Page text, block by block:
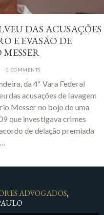
DAS ACUSAÇÕES
E EVASÃO DE
0 COMMENTS
da 4ª Vara Federal
das acusações de lavagem
Messer no bojo de uma
que investigava crimes
de delação premiada
ADVOGADOS,